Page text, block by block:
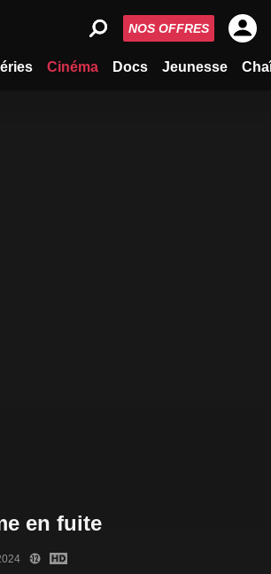
Cinéma Docs Jeunesse
NOS OFFRES